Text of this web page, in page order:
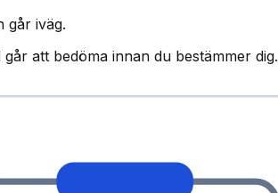
går iväg.
att bedöma innan du bestämmer dig.